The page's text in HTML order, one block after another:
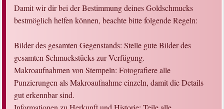
Damit wir dir bei der Bestimmung deines Goldschmucks
bestmöglich helfen können, beachte bitte folgende Regeln:
Bilder des gesamten Gegenstands: Stelle gute Bilder des
gesamten Schmuckstücks zur Verfügung.
Makroaufnahmen von Stempeln: Fotografiere alle
Punzierungen als Makroaufnahme einzeln, damit die Details
gut erkennbar sind.